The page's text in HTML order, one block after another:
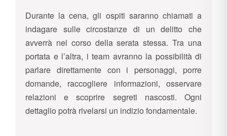
Durante la cena, gli ospiti saranno chiamati a
indagare sulle circostanze di un delitto che
avverrà nel corso della serata stessa. Tra una
portata e l’altra, i team avranno la possibilità di
parlare direttamente con i personaggi, porre
domande, raccogliere informazioni, osservare
relazioni e scoprire segreti nascosti. Ogni
dettaglio potrà rivelarsi un indizio fondamentale.